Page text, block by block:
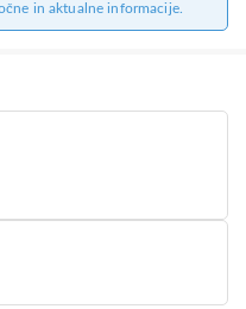
in aktualne informacije.